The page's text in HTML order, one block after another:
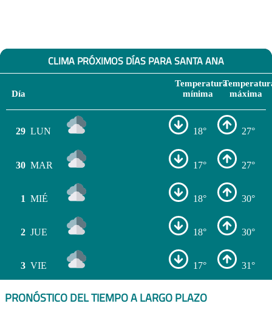
CLIMA PRÓXIMOS DÍAS PARA SANTA ANA
Día
Temperatura
mínima
máxima
29 LUN 18° 27°
30 MAR 17° 27°
1 MIÉ 18° 30°
2 JUE 18° 30°
3 VIE 17° 31°
PRONÓSTICO DEL TIEMPO A LARGO PLAZO